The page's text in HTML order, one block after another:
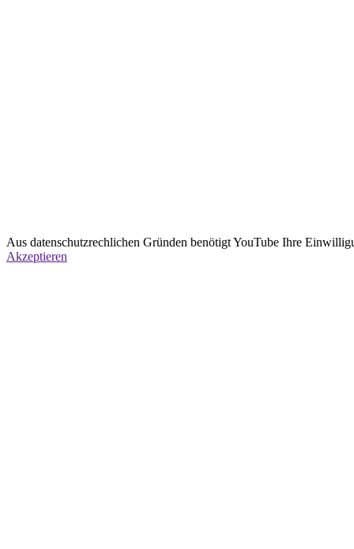
Aus datenschutzrechlichen Gründen benötigt YouTube Ihre
Akzeptieren